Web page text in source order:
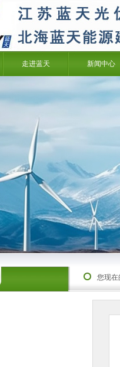
走进蓝天 新闻中心
您现在